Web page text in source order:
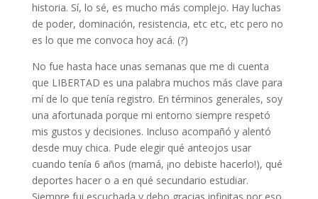
historia. Sí, lo sé, es mucho más complejo. Hay luchas
de poder, dominación, resistencia, etc etc, etc pero no
es lo que me convoca hoy acá. (?)
No fue hasta hace unas semanas que me di cuenta
que LIBERTAD es una palabra muchos más clave para
mí de lo que tenía registro. En términos generales, soy
una afortunada porque mi entorno siempre respetó
mis gustos y decisiones. Incluso acompañó y alentó
desde muy chica. Pude elegir qué anteojos usar
cuando tenía 6 años (mamá, ¡no debiste hacerlo!), qué
deportes hacer o a en qué secundario estudiar.